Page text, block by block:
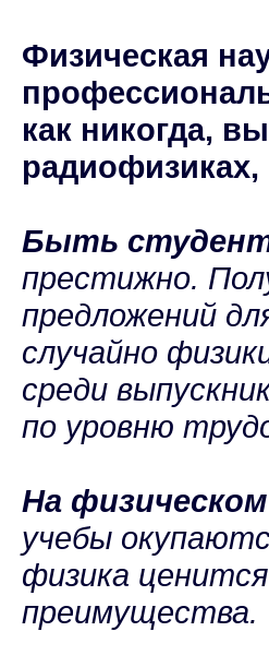
Физическая
как никогда,
Быть
престижно.
предложений
случайно
среди
по уровню
На
учебы
физика
преимущества.